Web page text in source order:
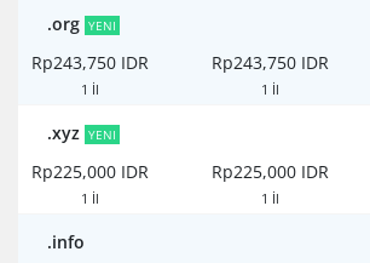
.org YENI
Rp243,750 IDR
1 İl
Rp243,750 IDR
1 İl
.xyz YENI
Rp225,000 IDR
1 İl
Rp225,000 IDR
1 İl
.info